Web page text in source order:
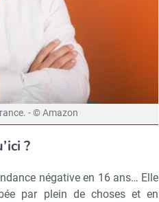
- © Amazon
?
négative en 16 ans… Elle
par plein de choses et en